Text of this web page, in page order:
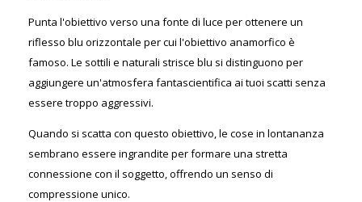
Punta l'obiettivo verso una fonte di luce per ottenere un
riflesso blu orizzontale per cui l'obiettivo anamorfico è
famoso. Le sottili e naturali strisce blu si distinguono per
aggiungere un'atmosfera fantascientifica ai tuoi scatti senza
essere troppo aggressivi.
Quando si scatta con questo obiettivo, le cose in lontananza
sembrano essere ingrandite per formare una stretta
connessione con il soggetto, offrendo un senso di
compressione unico.